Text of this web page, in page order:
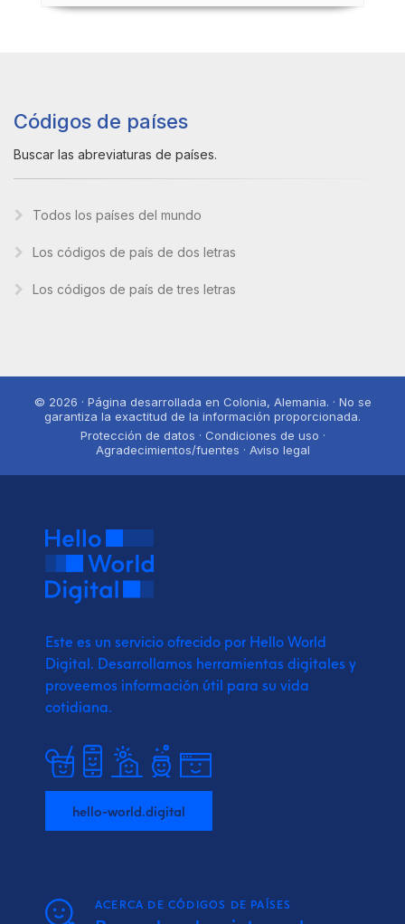
Códigos de países
Buscar las abreviaturas de países.
Todos los países del mundo
Los códigos de país de dos letras
Los códigos de país de tres letras
© 2026 · Página desarrollada en Colonia, Alemania. · No se
garantiza la exactitud de la información proporcionada.
Protección de datos · Condiciones de uso ·
Agradecimientos/fuentes · Aviso legal
Este es un servicio ofrecido por Hello World
Digital. Desarrollamos herramientas digitales y
proveemos información útil para su vida
cotidiana.
hello-world.digital
ACERCA DE CÓDIGOS DE PAÍSES